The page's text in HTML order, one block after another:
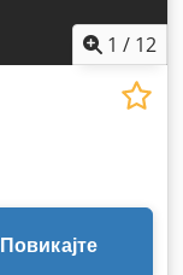
1 / 12
Повикајте